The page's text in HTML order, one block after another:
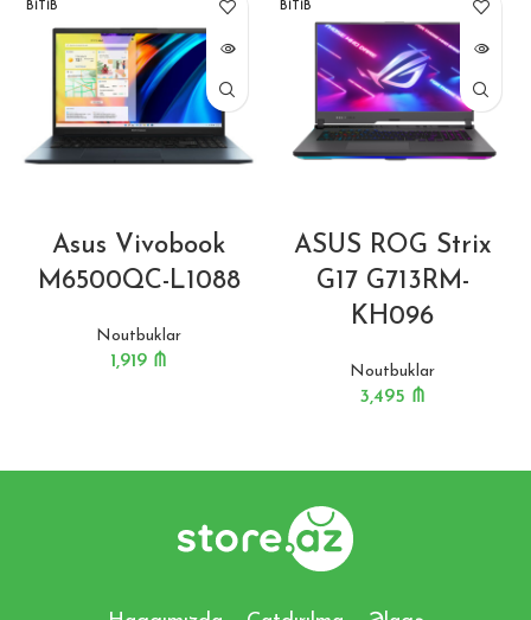
BITIB
Asus Vivobook
M6500QC-L1088
Noutbuklar
1,919 ₼
BITIB
ASUS ROG Strix
G17 G713RM-
KH096
Noutbuklar
3,495 ₼